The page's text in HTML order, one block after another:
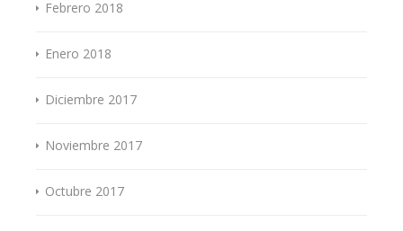
Febrero 2018
Enero 2018
Diciembre 2017
Noviembre 2017
Octubre 2017